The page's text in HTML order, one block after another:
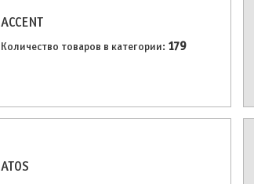
ACCENT
Количество товаров в категории: 179
ATOS